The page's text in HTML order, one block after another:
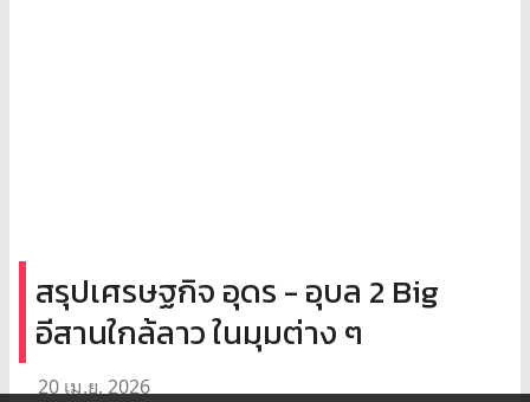
สรุปเศรษฐกิจ อุดร - อุบล 2 Big
อีสานใกล้ลาว ในมุมต่าง ๆ
20 เม.ย. 2026